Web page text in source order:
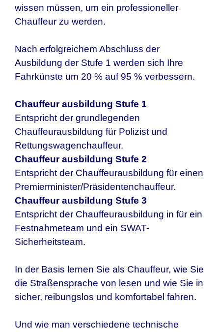
wissen müssen, um ein professioneller
Chauffeur zu werden.
Nach erfolgreichem Abschluss der
Ausbildung der Stufe 1 werden sich Ihre
Fahrkünste um 20 % auf 95 % verbessern.
Chauffeur ausbildung Stufe 1
Entspricht der grundlegenden
Chauffeurausbildung für Polizist und
Rettungswagenchauffeur.
Chauffeur ausbildung Stufe 2
Entspricht der Chauffeurausbildung für einen
Premierminister/Präsidentenchauffeur.
Chauffeur ausbildung Stufe 3
Entspricht der Chauffeurausbildung in für ein
Festnahmeteam und ein SWAT-
Sicherheitsteam.
In der Basis lernen Sie als Chauffeur, wie Sie
die Straßensprache von lesen und wie Sie in
sicher, reibungslos und komfortabel fahren.
Und wie man verschiedene technische